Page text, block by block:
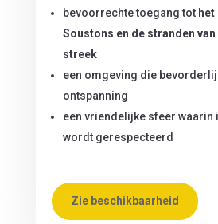
bevoorrechte toegang tot het
Soustons en de stranden van
streek
een omgeving die
ontspanning
een vriendelijke sfeer waarin
wordt gerespecteerd
Zie beschikbaarheid